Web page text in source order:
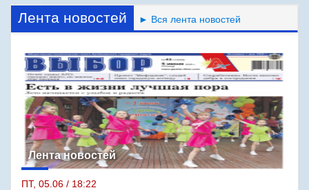
Лента новостей ► Вся лента новостей
Лента новостей
ПТ, 05.06 / 18:22